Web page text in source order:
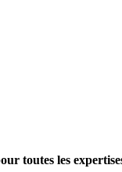
toutes les